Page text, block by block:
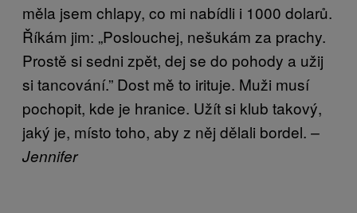
měla jsem chlapy, co mi nabídli i 1000 dolarů.
Říkám jim: „Poslouchej, nešukám za prachy.
Prostě si sedni zpět, dej se do pohody a užij
si tancování.” Dost mě to irituje. Muži musí
pochopit, kde je hranice. Užít si klub takový,
jaký je, místo toho, aby z něj dělali bordel. –
Jennifer